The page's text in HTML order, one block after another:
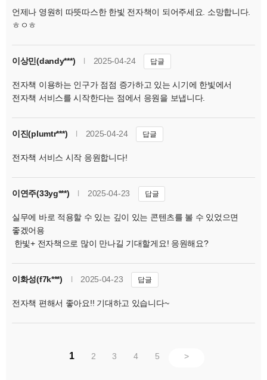
언제나 영원히 따뜻따스한 한빛 전자책이 되어주세요. 소망합니다.
ㅎㅇㅎ
이상민(dandy***) l 2025-04-24 답글
전자책 이용하는 인구가 점점 증가하고 있는 시기에 한빛에서
전자책 서비스를 시작한다는 점에서 응원을 보냅니다.
이진(plumtr***) l 2025-04-24 답글
전자책 서비스 시작 응원합니다!
이연주(33yg***) l 2025-04-23 답글
실무에 바로 적용할 수 있는 깊이 있는 콘텐츠를 볼 수 있었으면
좋겠어용
한빛+ 전자책으로 많이 만나길 기대할게요! 응원해요?
이화성(f7k***) l 2025-04-23 답글
전자책 편해서 좋아요!! 기대하고 있습니다~
1 2 3 4 5 >